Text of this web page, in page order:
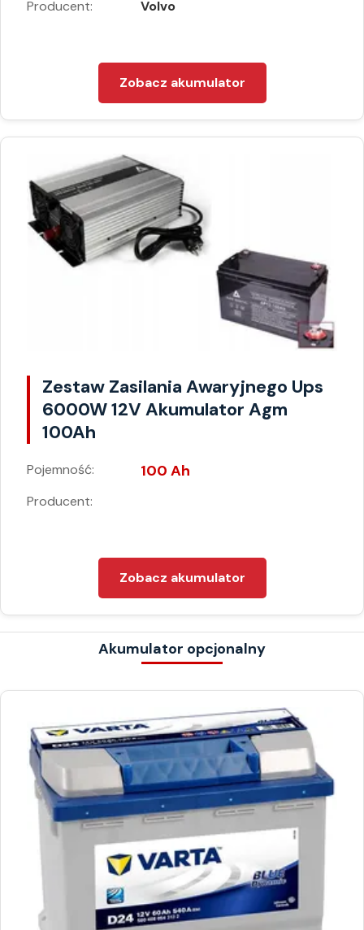
Producent: Volvo
Zobacz akumulator
Zestaw Zasilania Awaryjnego Ups
6000W 12V Akumulator Agm
100Ah
Pojemność: 100 Ah
Producent:
Zobacz akumulator
Akumulator opcjonalny